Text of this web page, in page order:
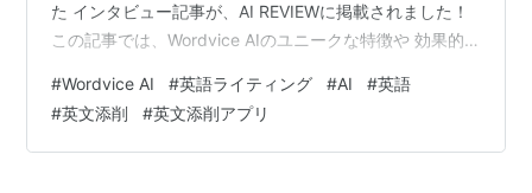
た インタビュー記事が、AI REVIEWに掲載されました！
この記事では、Wordvice AIのユニークな特徴や 効果的
AI インタビュー記事 Wordvice AIの特徴 Wordvice AI
は、 英語ライティングに特化 したAIライティングツール
です。 以下のような多彩な機能を提供し、ユーザーの文
#Wordvice AI #英語ライティング #AI #英語
#英文添削 #英文添削アプリ